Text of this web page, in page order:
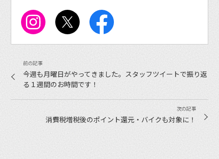
今週も月曜日がやってきました。スタッフツイートで振り返
る１週間のお時間です！
消費税増税後のポイント還元・バイクも対象に！